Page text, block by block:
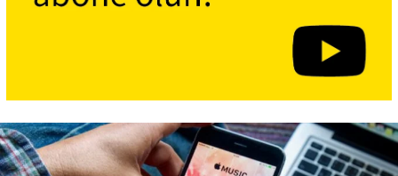
Araştırma